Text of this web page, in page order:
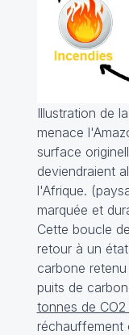
Illustration de
menace
surface
deviendraient
l'Afrique.
marquée et
Cette boucle
retour à un
carbone
puits de
tonnes de CO2
réchauffement